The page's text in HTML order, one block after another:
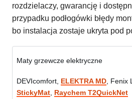
rozdzielaczy, gwarancję i
przypadku podłogówki błędy
bo instalacja zostaje ukryta pod
Maty grzewcze elektryczne
DEVIcomfort, ELEKTRA MD, Fenix
StickyMat, Raychem T2QuickNet